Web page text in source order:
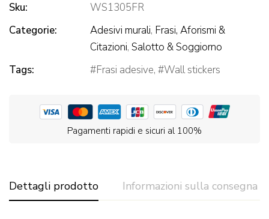
Sku:
WS1305FR
Categorie:
Adesivi murali, Frasi, Aforismi &
Citazioni, Salotto & Soggiorno
Tags:
Frasi adesive, Wall stickers
Pagamenti rapidi e sicuri al 100%
Dettagli prodotto Informazioni sulla consegna